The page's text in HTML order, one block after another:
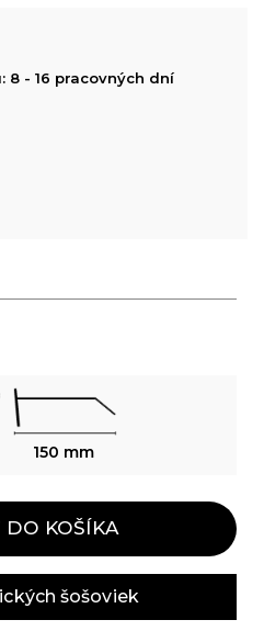
8 - 16 pracovných dní
150 mm
DO KOŠÍKA
šošoviek